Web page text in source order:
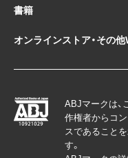
書籍
オンラインストア・その
ABJマークは、
作権者からコ
スであることを
す。